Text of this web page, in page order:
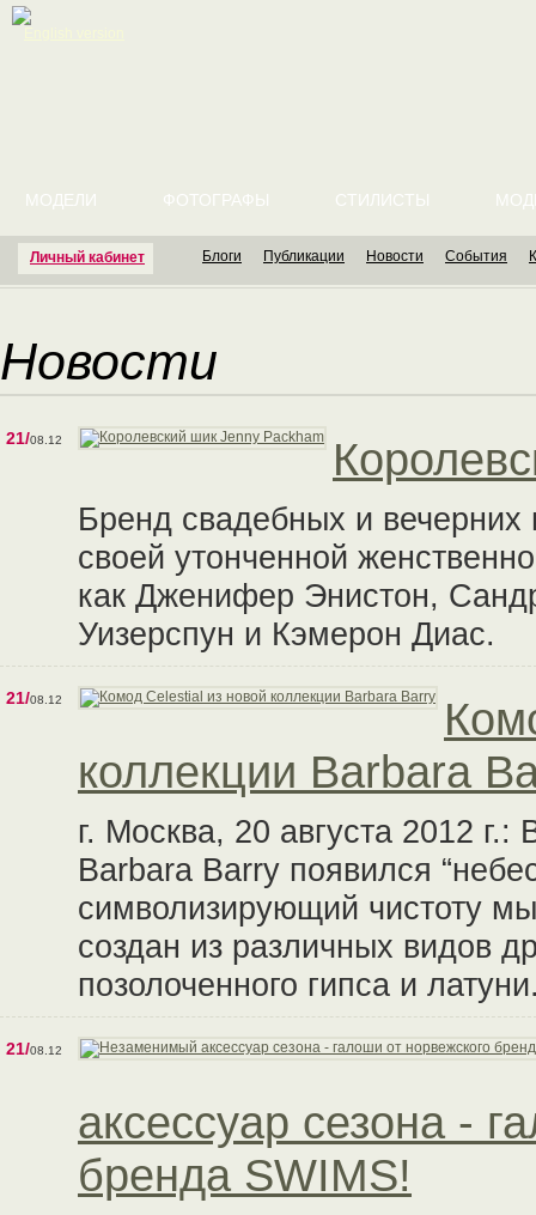
Личный кабинет
МОДЕЛИ ФОТОГРАФЫ СТИЛИСТЫ
Блоги Публикации Новости События
Новости
21/08.12
Бренд свадебных и
своей утонченной
как Дженифер Энистон,
Уизерспун и Кэмерон Диас.
21/08.12
коллекции Barbara
г. Москва, 20 августа 2012
Barbara Barry появился
символизирующий чистоту
создан из различных видов
позолоченного гипса и
21/08.12
аксессуар сезона -
бренда SWIMS!